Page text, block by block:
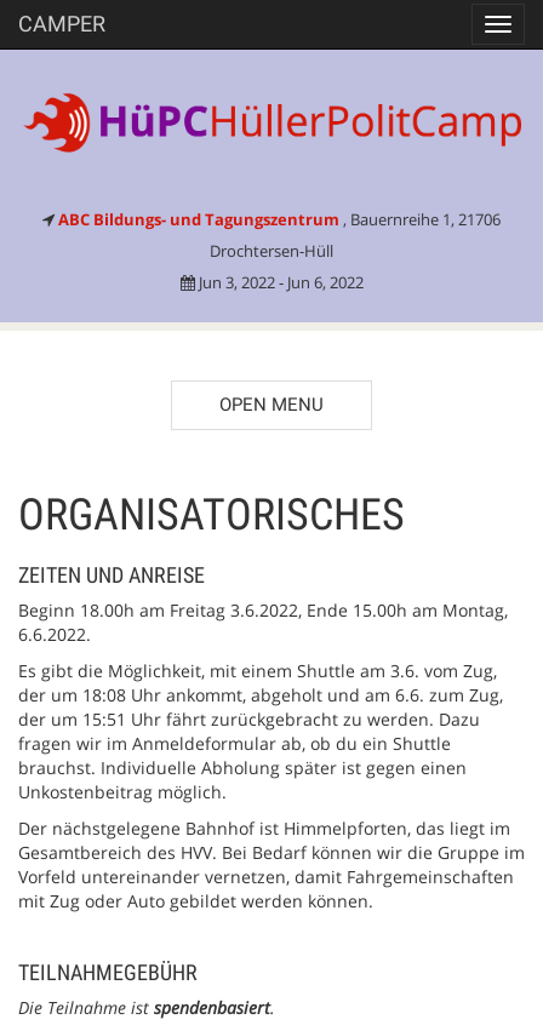
CAMPER
ABC Bildungs- und Tagungszentrum , Bauernreihe 1, 21706
Drochtersen-Hüll
Jun 3, 2022 - Jun 6, 2022
OPEN MENU
ORGANISATORISCHES
ZEITEN UND ANREISE
Beginn 18.00h am Freitag 3.6.2022, Ende 15.00h am Montag,
6.6.2022.
Es gibt die Möglichkeit, mit einem Shuttle am 3.6. vom Zug,
der um 18:08 Uhr ankommt, abgeholt und am 6.6. zum Zug,
der um 15:51 Uhr fährt zurückgebracht zu werden. Dazu
fragen wir im Anmeldeformular ab, ob du ein Shuttle
brauchst. Individuelle Abholung später ist gegen einen
Unkostenbeitrag möglich.
Der nächstgelegene Bahnhof ist Himmelpforten, das liegt im
Gesamtbereich des HVV. Bei Bedarf können wir die Gruppe im
Vorfeld untereinander vernetzen, damit Fahrgemeinschaften
mit Zug oder Auto gebildet werden können.
TEILNAHMEGEBÜHR
Die Teilnahme ist spendenbasiert.